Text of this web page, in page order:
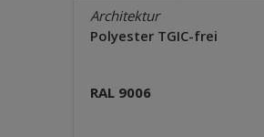
Architektur
Polyester TGIC-frei
RAL 9006